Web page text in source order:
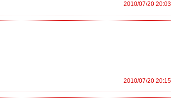
2010/07/20 20:03
2010/07/20 20:15